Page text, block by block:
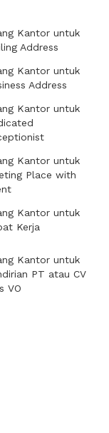
Kantor untuk
Address
Kantor untuk
Address
Kantor untuk
Kantor untuk
Place with
Kantor untuk
Kerja
Kantor untuk
PT atau CV
VO